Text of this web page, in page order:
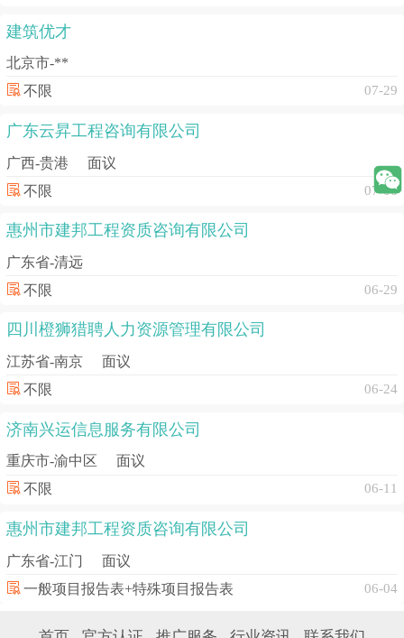
建筑优才
北京市-**
不限 07-29
广东云昇工程咨询有限公司
广西-贵港 面议
不限 07-06
惠州市建邦工程资质咨询有限公司
广东省-清远
不限 06-29
四川橙狮猎聘人力资源管理有限公司
江苏省-南京 面议
不限 06-24
济南兴运信息服务有限公司
重庆市-渝中区 面议
不限 06-11
惠州市建邦工程资质咨询有限公司
广东省-江门 面议
一般项目报告表+特殊项目报告表 06-04